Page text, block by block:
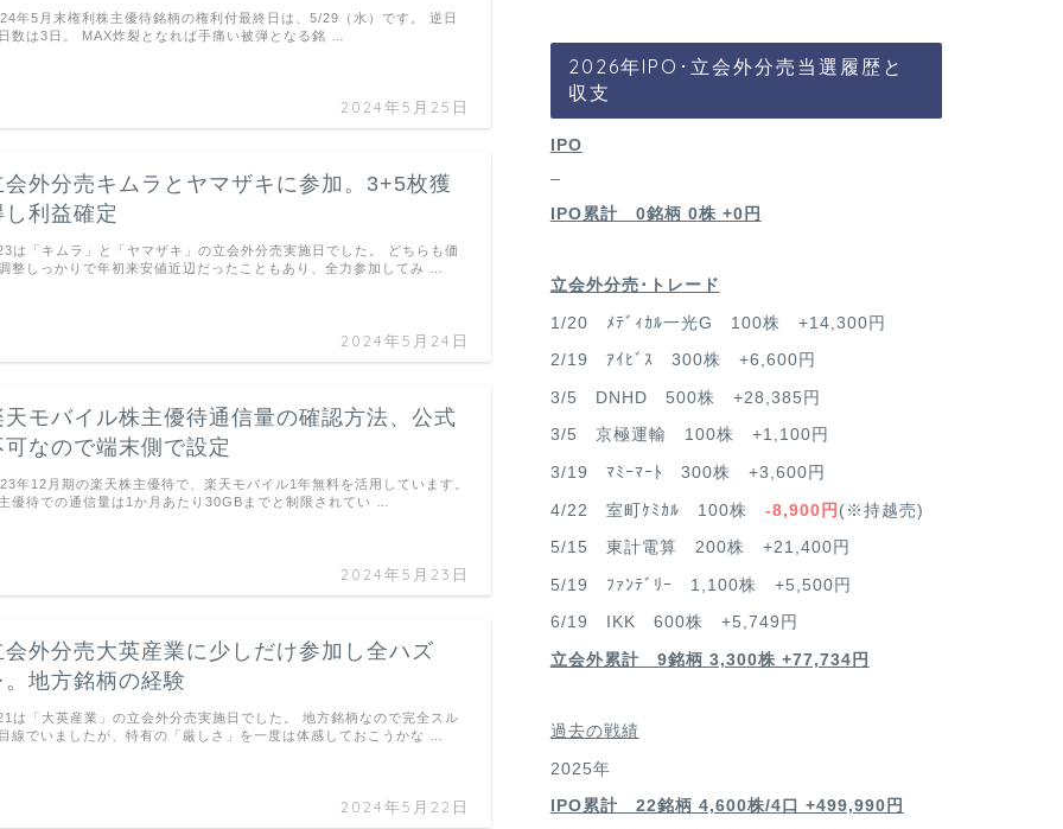
2024年5月25日
年5月末権利株主優待銘柄の権利付最終日は、5/29（水）です。 逆日
数は3日。 MAX炸裂となれば手痛い被弾となる銘 …
会外分売キムラとヤマザキに参加。3+5枚獲
し利益確定
2024年5月24日
は「キムラ」と「ヤマザキ」の立会外分売実施日でした。 どちらも価
整しっかりで年初来安値近辺だったこともあり、全力参加してみ …
天モバイル株主優待通信量の確認方法、公式
可なので端末側で設定
2024年5月23日
年12月期の楽天株主優待で、楽天モバイル1年無料を活用しています。
優待での通信量は1か月あたり30GBまでと制限されてい …
会外分売大英産業に少しだけ参加し全ハズ
。地方銘柄の経験
2024年5月22日
は「大英産業」の立会外分売実施日でした。 地方銘柄なので完全スル
線でいましたが、特有の「厳しさ」を一度は体感しておこうかな …
2026年IPO･立会外分売当選履歴と
収支
IPO
–
IPO累計 0銘柄 0株 +0円
立会外分売･トレード
1/20 ﾒﾃﾞｨｶﾙ一光G 100株 +14,300円
2/19 ｱｲﾋﾞｽ 300株 +6,600円
3/5 DNHD 500株 +28,385円
3/5 京極運輸 100株 +1,100円
3/19 ﾏﾐｰﾏｰﾄ 300株 +3,600円
4/22 室町ｹﾐｶﾙ 100株 -8,900円 (※持越売)
5/15 東計電算 200株 +21,400円
5/19 ﾌｧﾝﾃﾞﾘｰ 1,100株 +5,500円
6/19 IKK 600株 +5,749円
立会外累計 9銘柄 3,300株 +77,734円
過去の戦績
2025年
IPO累計 22銘柄 4,600株/4口 +499,990円